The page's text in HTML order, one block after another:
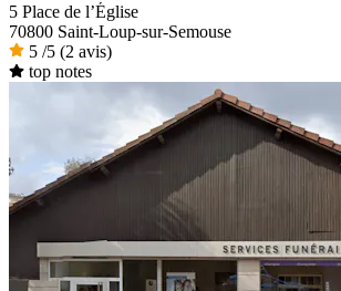
5 Place de l’Église
70800 Saint-Loup-sur-Semouse
5 /5 (2 avis)
top notes